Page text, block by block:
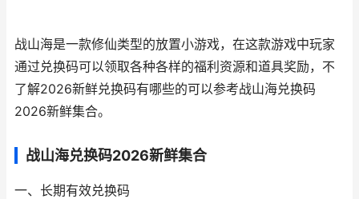
战山海是一款修仙类型的放置小游戏，在这款游戏中玩家
通过兑换码可以领取各种各样的福利资源和道具奖励，不
了解2026新鲜兑换码有哪些的可以参考战山海兑换码
2026新鲜集合。
战山海兑换码2026新鲜集合
一、长期有效兑换码